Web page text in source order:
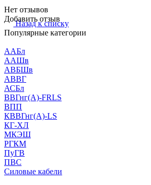
Нет отзывов
Добавить отзыв
Назад к списку
Популярные категории
ААБл
ААШв
АВБШв
АВВГ
АСБл
ВВГнг(А)-FRLS
ВПП
КВВГнг(А)-LS
КГ-ХЛ
МКЭШ
РГКМ
ПуГВ
ПВС
Силовые кабели